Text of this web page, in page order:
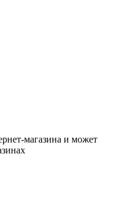
магазина и может